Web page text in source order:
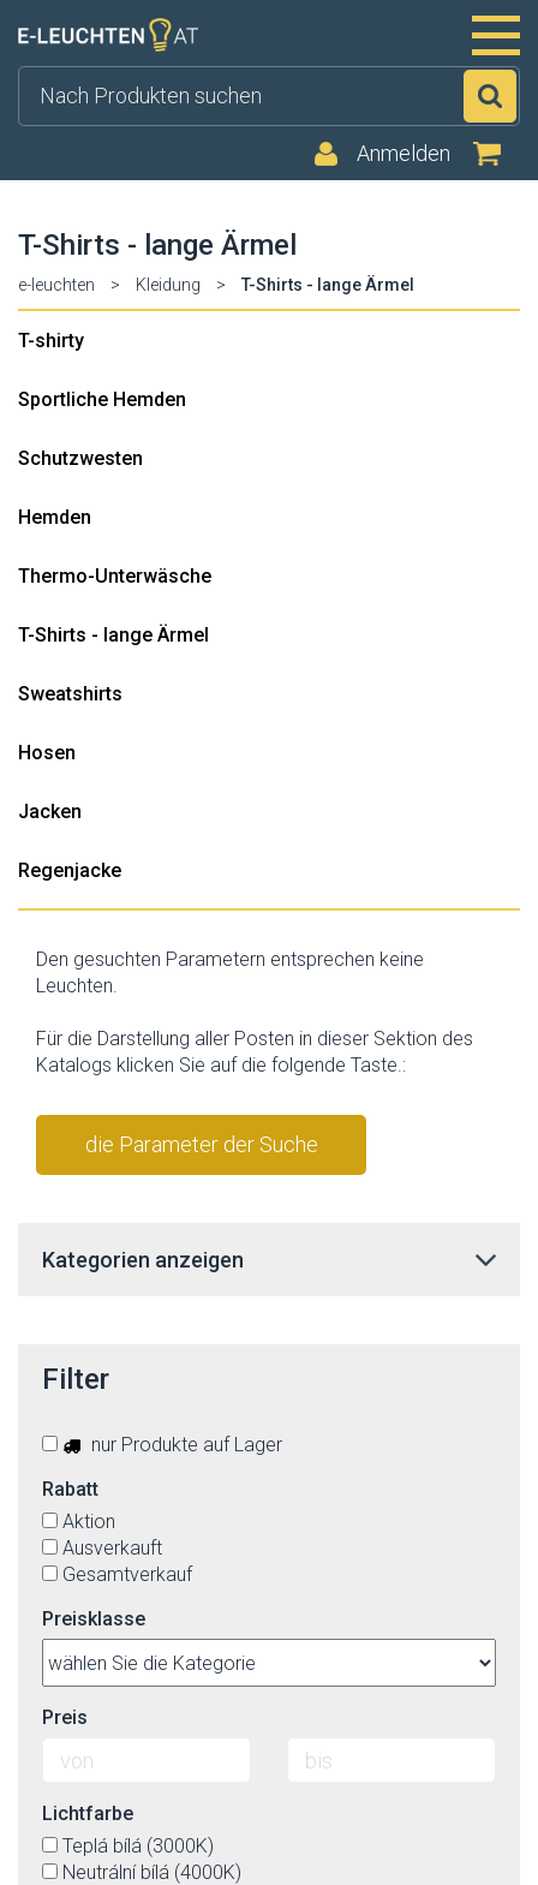
Anmelden
T-Shirts - lange Ärmel
e-leuchten > Kleidung > T-Shirts - lange Ärmel
T-shirty
Sportliche Hemden
Schutzwesten
Hemden
Thermo-Unterwäsche
T-Shirts - lange Ärmel
Sweatshirts
Hosen
Jacken
Regenjacke
Den gesuchten Parametern entsprechen keine
Leuchten.
Für die Darstellung aller Posten in dieser Sektion des
Katalogs klicken Sie auf die folgende Taste.:
die Parameter der Suche
Kategorien anzeigen
Filter
nur Produkte auf Lager
Rabatt
Aktion
Ausverkauft
Gesamtverkauf
Preisklasse
Preis
Lichtfarbe
Teplá bílá (3000K)
Neutrální bílá (4000K)